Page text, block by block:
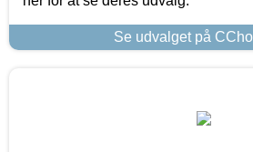
Se udvalget på